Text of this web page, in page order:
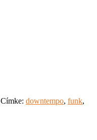
Címke: downtempo, funk,